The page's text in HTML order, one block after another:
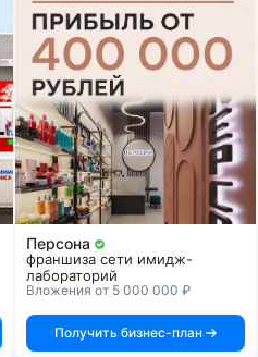
Персона
франшиза сети имидж-
лабораторий
Вложения от 5 000 000 ₽
Получить бизнес-план